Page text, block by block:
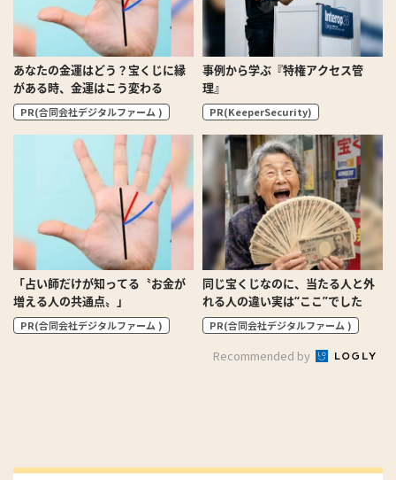
あなたの金運はどう？宝くじに縁
がある時、金運はこう変わる
PR(合同会社デジタルファーム )
事例から学ぶ『特権アクセス管
理』
PR(KeeperSecurity)
「占い師だけが知ってる〝お金が
増える人の共通点〟」
PR(合同会社デジタルファーム )
同じ宝くじなのに、当たる人と外
れる人の違い実は“ここ”でした
PR(合同会社デジタルファーム )
Recommended by